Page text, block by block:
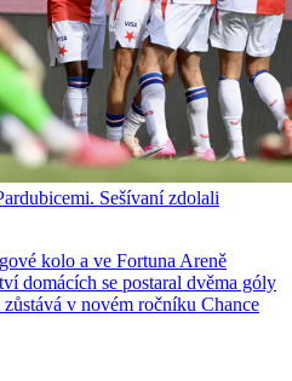
Sešívaní zdolali
kolo a ve Fortuna Areně
domácích se postaral dvěma góly
v novém ročníku Chance